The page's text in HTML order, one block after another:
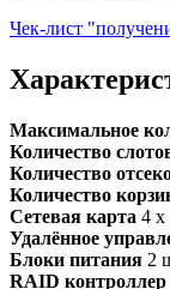
Чек-лист
Максимальное
Количество
Количество
Количество
Сетевая карта 4 x
Удалённое
Блоки питания 2
RAID контроллер